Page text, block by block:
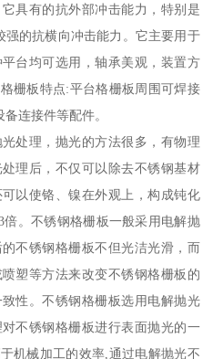
具有的抗外部冲击能力，特别是
强的抗横向冲击能力。它主要用于
台均可选用，轴承美观，装置方
栅板特点:平台格栅板周围可焊接
连接件等配件。
处理，抛光的方法很多，有物理
理后，不仅可以除去不锈钢基材
以使铬、镍在外观上，构成钝化
。不锈钢格栅板一般采用电解抛
不锈钢格栅板不但光洁光滑，而
塑等方法来改变不锈钢格栅板的
性。不锈钢格栅板选用电解抛光
不锈钢格栅板进行表面抛光的一
机械加工的效率,通过电解抛光不